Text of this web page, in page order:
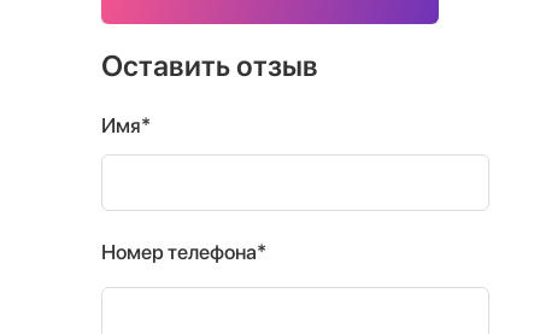
Оставить отзыв
Имя*
Номер телефона*